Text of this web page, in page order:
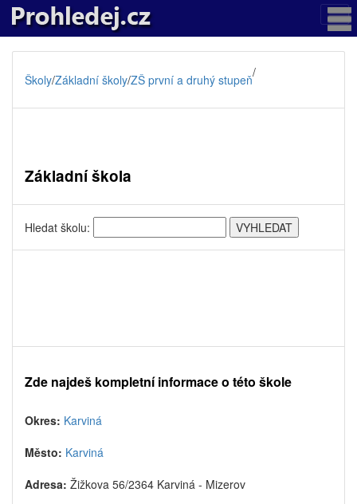
Školy/Základní školy/ZŠ první a druhý stupeň/
Základní škola
Hledat školu:
Zde najdeš kompletní informace o této škole
Okres: Karviná
Město: Karviná
Adresa: Žižkova 56/2364 Karviná - Mizerov